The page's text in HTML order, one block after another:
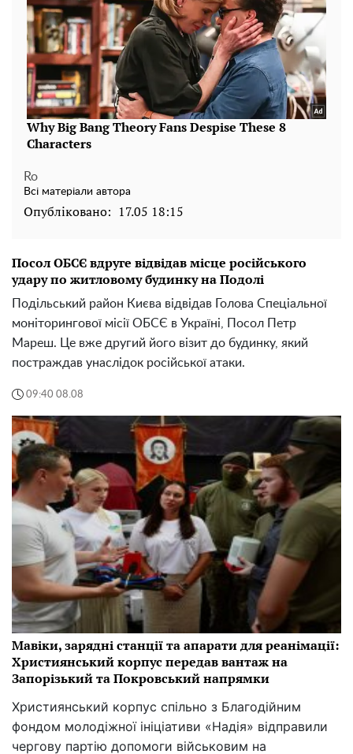
Ro
Всі матеріали автора
Опубліковано: 17.05 18:15
Посол ОБСЄ вдруге відвідав місце російського
удару по житловому будинку на Подолі
Подільський район Києва відвідав Голова Спеціальної
моніторингової місії ОБСЄ в Україні, Посол Петр
Мареш. Це вже другий його візит до будинку, який
постраждав унаслідок російської атаки.
09:40 08.08
Мавіки, зарядні станції та апарати для реанімації:
Християнський корпус передав вантаж на
Запорізький та Покровський напрямки
Християнський корпус спільно з Благодійним
фондом молодіжної ініціативи «Надія» відправили
чергову партію допомоги військовим на